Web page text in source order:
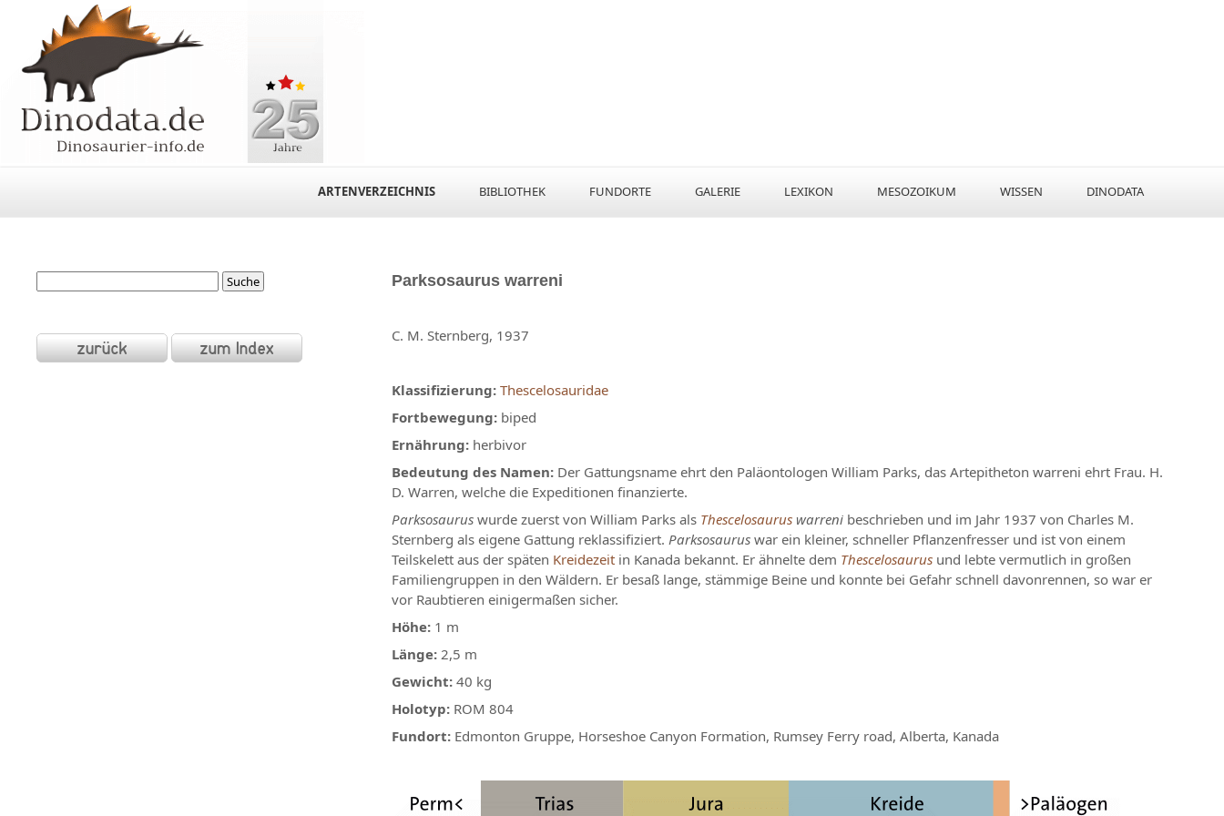
ARTENVERZEICHNIS BIBLIOTHEK FUNDORTE GALERIE LEXIKON MESOZOIKUM WISSEN DINODATA
Parksosaurus warreni
C. M. Sternberg, 1937
Klassifizierung: Thescelosauridae
Fortbewegung: biped
Ernährung: herbivor
Bedeutung des Namen: Der Gattungsname ehrt den Paläontologen William Parks, das Artepitheton warreni ehrt Frau. H.
D. Warren, welche die Expeditionen finanzierte.
Parksosaurus wurde zuerst von William Parks als Thescelosaurus warreni beschrieben und im Jahr 1937 von Charles M.
Sternberg als eigene Gattung reklassifiziert. Parksosaurus war ein kleiner, schneller Pflanzenfresser und ist von einem
Teilskelett aus der späten Kreidezeit in Kanada bekannt. Er ähnelte dem Thescelosaurus und lebte vermutlich in großen
Familiengruppen in den Wäldern. Er besaß lange, stämmige Beine und konnte bei Gefahr schnell davonrennen, so war er
vor Raubtieren einigermaßen sicher.
Höhe: 1 m
Länge: 2,5 m
Gewicht: 40 kg
Holotyp: ROM 804
Fundort: Edmonton Gruppe, Horseshoe Canyon Formation, Rumsey Ferry road, Alberta, Kanada